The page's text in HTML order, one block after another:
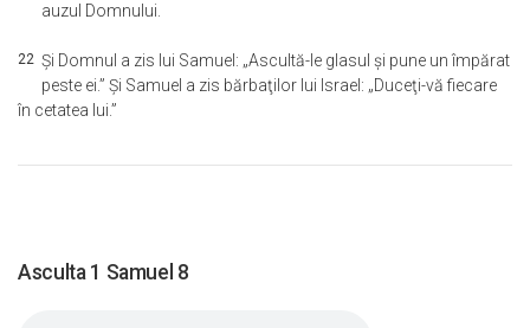
auzul Domnului.
22 Şi Domnul a zis lui Samuel: „Ascultă-le glasul şi pune un împărat
peste ei.” Şi Samuel a zis bărbaţilor lui Israel: „Duceţi-vă fiecare
în cetatea lui.”
Asculta 1 Samuel 8